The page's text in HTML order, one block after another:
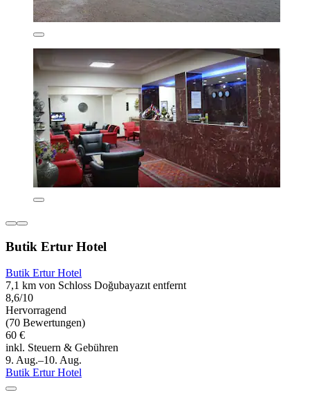
Butik Ertur Hotel
Butik Ertur Hotel
7,1 km von Schloss Doğubayazıt entfernt
8,6/10
Hervorragend
(70 Bewertungen)
60 €
inkl. Steuern & Gebühren
9. Aug.–10. Aug.
Butik Ertur Hotel